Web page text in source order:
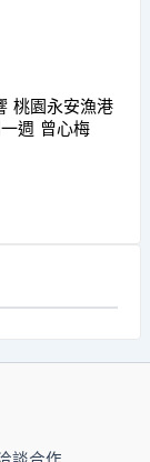
桃園永安漁港
週 曾心梅